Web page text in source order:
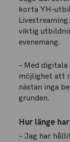
korta YH-
viktig
evenemang.
– Med
möjlighet att
nästan inga
grunden.
Hur länge
– Jag har